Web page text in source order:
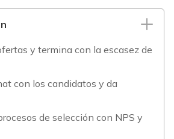
y termina con la escasez de
con los candidatos y da
de selección con NPS y